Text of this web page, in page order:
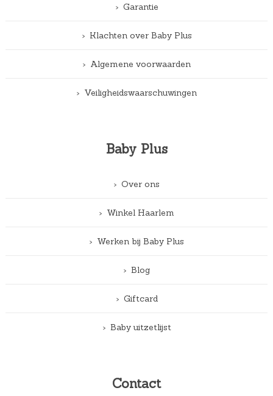
Garantie
Klachten over Baby Plus
Algemene voorwaarden
Veiligheidswaarschuwingen
Baby Plus
Over ons
Winkel Haarlem
Werken bij Baby Plus
Blog
Giftcard
Baby uitzetlijst
Contact